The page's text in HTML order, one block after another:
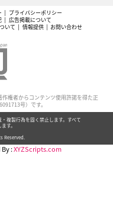
プライバシーポリシー
広告掲載について
いて 情報提供 お問い合わせ
権者からコンテンツ使用許諾を得た正
号）です。
複製行為を固く禁止します。すべて
す。
Reserved.
:XYZScripts.com